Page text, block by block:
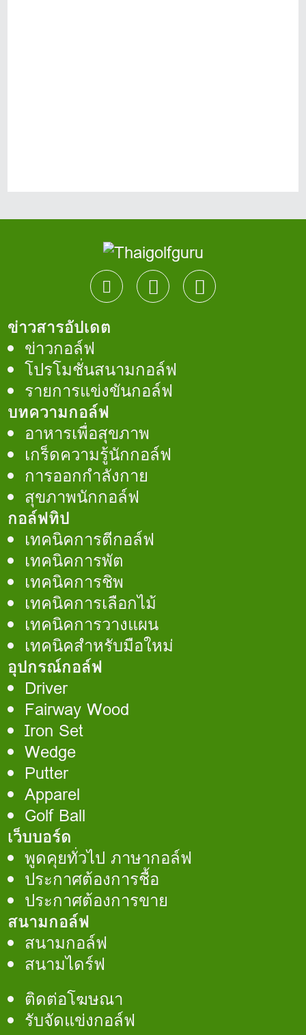
ข่าวสารอัปเดต
ข่าวกอล์ฟ
โปรโมชั่นสนามกอล์ฟ
รายการแข่งขันกอล์ฟ
บทความกอล์ฟ
อาหารเพื่อสุขภาพ
เกร็ดความรู้นักกอล์ฟ
การออกกำลังกาย
สุขภาพนักกอล์ฟ
กอล์ฟทิป
เทคนิคการตีกอล์ฟ
เทคนิคการพัต
เทคนิคการชิพ
เทคนิคการเลือกไม้
เทคนิคการวางแผน
เทคนิคสำหรับมือใหม่
อุปกรณ์กอล์ฟ
Driver
Fairway Wood
Iron Set
Wedge
Putter
Apparel
Golf Ball
เว็บบอร์ด
พูดคุยทั่วไป ภาษากอล์ฟ
ประกาศต้องการชื้อ
ประกาศต้องการขาย
สนามกอล์ฟ
สนามกอล์ฟ
สนามไดร์ฟ
ติดต่อโฆษณา
รับจัดแข่งกอล์ฟ